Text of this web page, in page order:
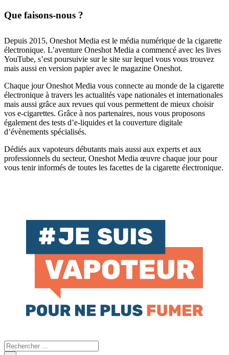
Que faisons-nous ?
Depuis 2015, Oneshot Media est le média numérique de la cigarette
électronique. L’aventure Oneshot Media a commencé avec les lives
YouTube, s’est poursuivie sur le site sur lequel vous vous trouvez
mais aussi en version papier avec le magazine Oneshot.
Chaque jour Oneshot Media vous connecte au monde de la cigarette
électronique à travers les actualités vape nationales et internationales
mais aussi grâce aux revues qui vous permettent de mieux choisir
vos e-cigarettes. Grâce à nos partenaires, nous vous proposons
également des tests d’e-liquides et la couverture digitale
d’évènements spécialisés.
Dédiés aux vapoteurs débutants mais aussi aux experts et aux
professionnels du secteur, Oneshot Media œuvre chaque jour pour
vous tenir informés de toutes les facettes de la cigarette électronique.